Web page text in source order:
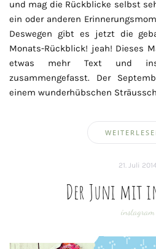
und mag die Rückblicke selbst
ein oder anderen
Deswegen gibt es jetzt die
Monats-Rückblick! jeah! Dieses
etwas mehr Text und
zusammengefasst. Der
einem wunderhübschen
21. Juli 2014
Der Juni mit
instagram